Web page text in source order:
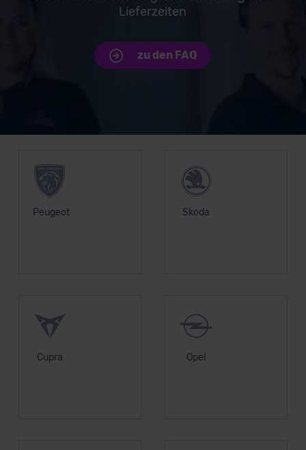
Lieferzeiten
zu den FAQ
Peugeot Skoda
Cupra Opel